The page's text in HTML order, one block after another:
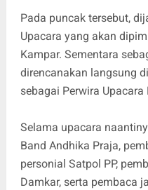
Pada puncak tersebut,
Upacara yang akan
Kampar. Sementara
direncanakan langsung
sebagai Perwira Upacara
Selama upacara
Band Andhika Praja,
personial Satpol PP,
Damkar, serta pembaca